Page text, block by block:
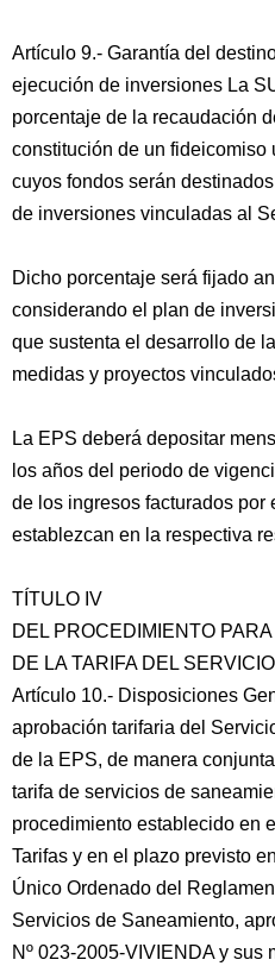
Artículo 9.- Garantía del
ejecución de inversiones La
porcentaje de la recaudación
constitución de un fideicomiso
cuyos fondos serán
de inversiones vinculadas al
Dicho porcentaje será fijado
considerando el plan de
que sustenta el desarrollo de
medidas y proyectos
La EPS deberá depositar
los años del periodo de
de los ingresos facturados por
establezcan en la respectiva
TÍTULO IV
DEL PROCEDIMIENTO
DE LA TARIFA DEL SERVICIO
Artículo 10.- Disposiciones
aprobación tarifaria del
de la EPS, de manera
tarifa de servicios de
procedimiento establecido en
Tarifas y en el plazo previsto
Único Ordenado del
Servicios de Saneamiento,
Nº 023-2005-VIVIENDA y sus